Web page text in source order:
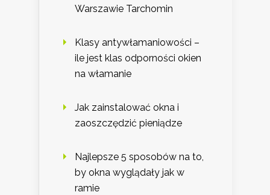
Warszawie Tarchomin
Klasy antywłamaniowości –
ile jest klas odporności okien
na włamanie
Jak zainstalować okna i
zaoszczędzić pieniądze
Najlepsze 5 sposobów na to,
by okna wyglądały jak w
ramie